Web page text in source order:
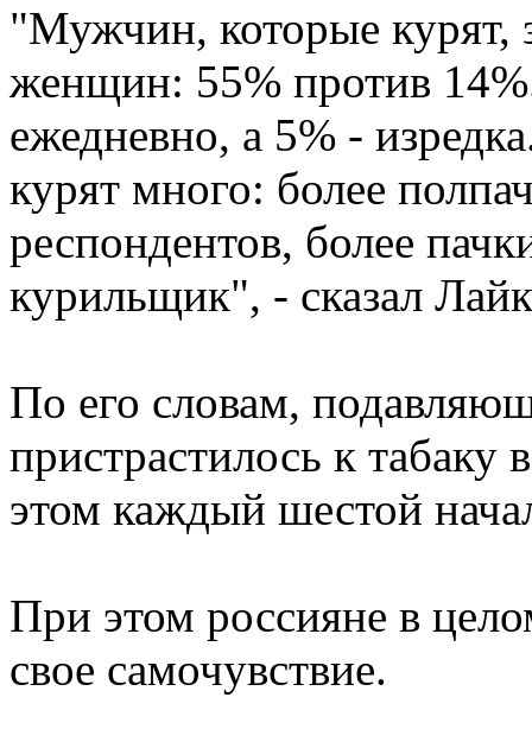
"Мужчин, которые курят,
женщин: 55% против
ежедневно, а 5% -
курят много: более
респондентов, более
курильщик", - сказал
По его словам,
пристрастилось к табаку
этом каждый шестой
При этом россияне в
свое самочувствие.